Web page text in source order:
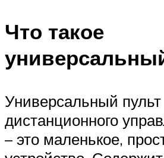
Что такое
Универсальный пульт
дистанционного
– это маленькое,